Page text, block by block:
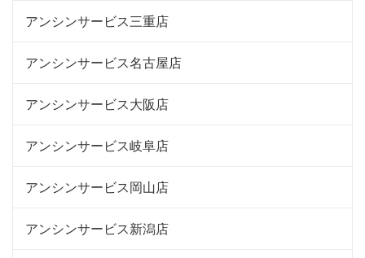
アンシンサービス三重店
アンシンサービス名古屋店
アンシンサービス大阪店
アンシンサービス岐阜店
アンシンサービス岡山店
アンシンサービス新潟店